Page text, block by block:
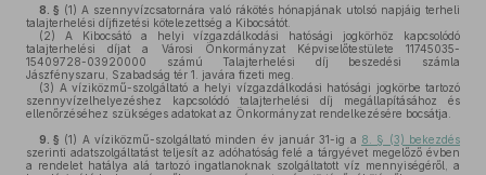
8. § (1) A szennyvízcsatornára való rákötés hónapjának utolsó napjáig terheli
talajterhelési díjfizetési kötelezettség a Kibocsátót.
(2) A Kibocsátó a helyi vízgazdálkodási hatósági jogkörhöz kapcsolódó
talajterhelési díjat a Városi Önkormányzat Képviselőtestülete 11745035-
15409728-03920000 számú Talajterhelési díj beszedési számla
Jászfényszaru, Szabadság tér 1. javára fizeti meg.
(3) A víziközmű-szolgáltató a helyi vízgazdálkodási hatósági jogkörbe tartozó
szennyvízelhelyezéshez kapcsolódó talajterhelési díj megállapításához és
ellenőrzéséhez szükséges adatokat az Önkormányzat rendelkezésére bocsátja.
9. § (1) A víziközmű-szolgáltató minden év január 31-ig a 8. § (3) bekezdés
szerinti adatszolgáltatást teljesít az adóhatóság felé a tárgyévet megelőző évben
a rendelet hatálya alá tartozó ingatlanoknak szolgáltatott víz mennyiségéről, a